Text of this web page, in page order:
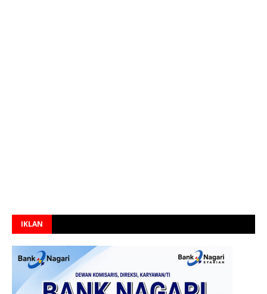
IKLAN